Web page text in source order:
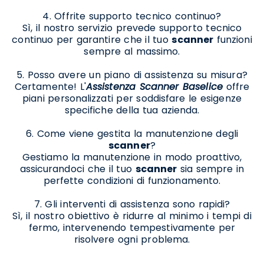
4. Offrite supporto tecnico continuo?
Sì, il nostro servizio prevede supporto tecnico
continuo per garantire che il tuoscanner funzioni
sempre al massimo.
5. Posso avere un piano di assistenza su misura?
Certamente! L'Assistenza Scanner Baseliceoffre
piani personalizzati per soddisfare le esigenze
specifiche della tua azienda.
6. Come viene gestita la manutenzione degli
scanner?
Gestiamo la manutenzione in modo proattivo,
assicurandoci che il tuo scanner sia sempre in
perfette condizioni di funzionamento.
7. Gli interventi di assistenza sono rapidi?
Sì, il nostro obiettivo è ridurre al minimo i tempi di
fermo, intervenendo tempestivamente per
risolvere ogni problema.